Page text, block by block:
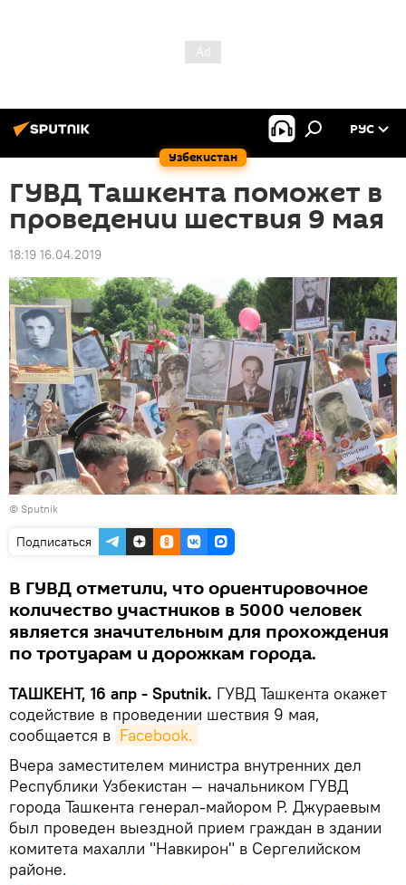
Узбекистан
РУС
ГУВД Ташкента поможет в
проведении шествия 9 мая
18:19 16.04.2019
© Sputnik
Подписаться
В ГУВД отметили, что ориентировочное
количество участников в 5000 человек
является значительным для прохождения
по тротуарам и дорожкам города.
ТАШКЕНТ, 16 апр - Sputnik. ГУВД Ташкента окажет
содействие в проведении шествия 9 мая,
сообщается в Facebook.
Вчера заместителем министра внутренних дел
Республики Узбекистан — начальником ГУВД
города Ташкента генерал-майором Р. Джураевым
был проведен выездной прием граждан в здании
комитета махалли "Навкирон" в Сергелийском
районе.